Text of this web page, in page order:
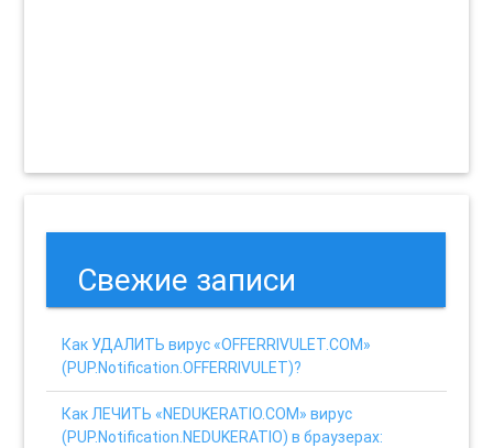
Свежие записи
Как УДАЛИТЬ вирус «OFFERRIVULET.COM»
(PUP.Notification.OFFERRIVULET)?
Как ЛЕЧИТЬ «NEDUKERATIO.COM» вирус
(PUP.Notification.NEDUKERATIO) в браузерах: